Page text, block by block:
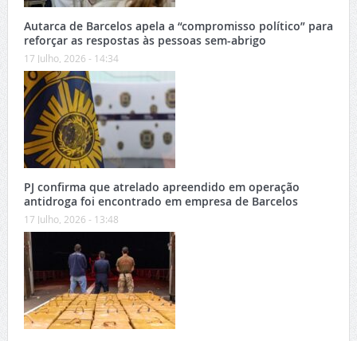
Autarca de Barcelos apela a “compromisso político” para
reforçar as respostas às pessoas sem-abrigo
17 Julho, 2026 - 14:34
PJ confirma que atrelado apreendido em operação
antidroga foi encontrado em empresa de Barcelos
17 Julho, 2026 - 13:48